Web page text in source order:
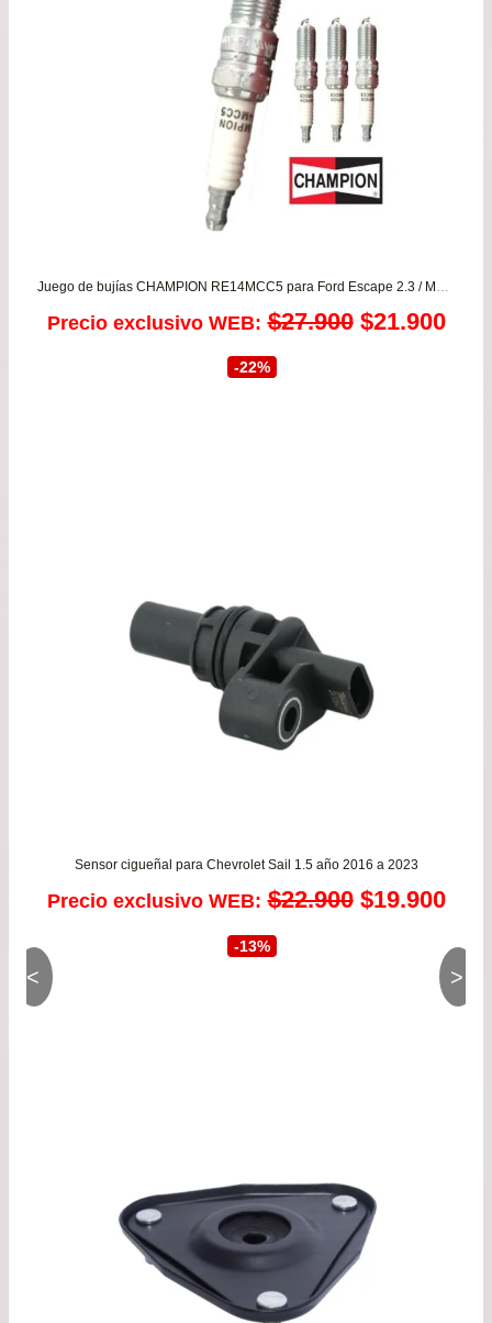
Juego de bujías CHAMPION RE14MCC5 para Ford Escape 2.3 / Mazda CX7 2.3 – CX9 3.5/3.7
Precio exclusivo WEB: $27.900 El
$21.900El
-22%
Sensor cigueñal para Chevrolet Sail 1.5 año 2016 a 2023
Precio exclusivo WEB: $22.900 El
original
$19.900El
-13%
< >